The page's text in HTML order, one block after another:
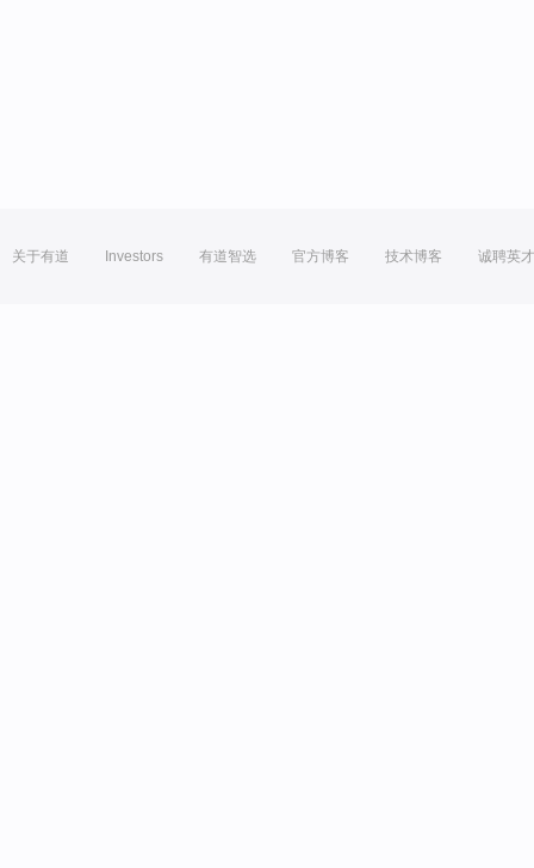
关于有道 Investors 有道智选 官方博客 技术博客 诚聘英才